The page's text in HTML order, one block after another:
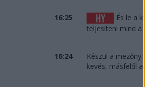
16:25
És le a
teljesíteni mind a 387
16:24
Készül a mezőny az
kevés, másfelől a